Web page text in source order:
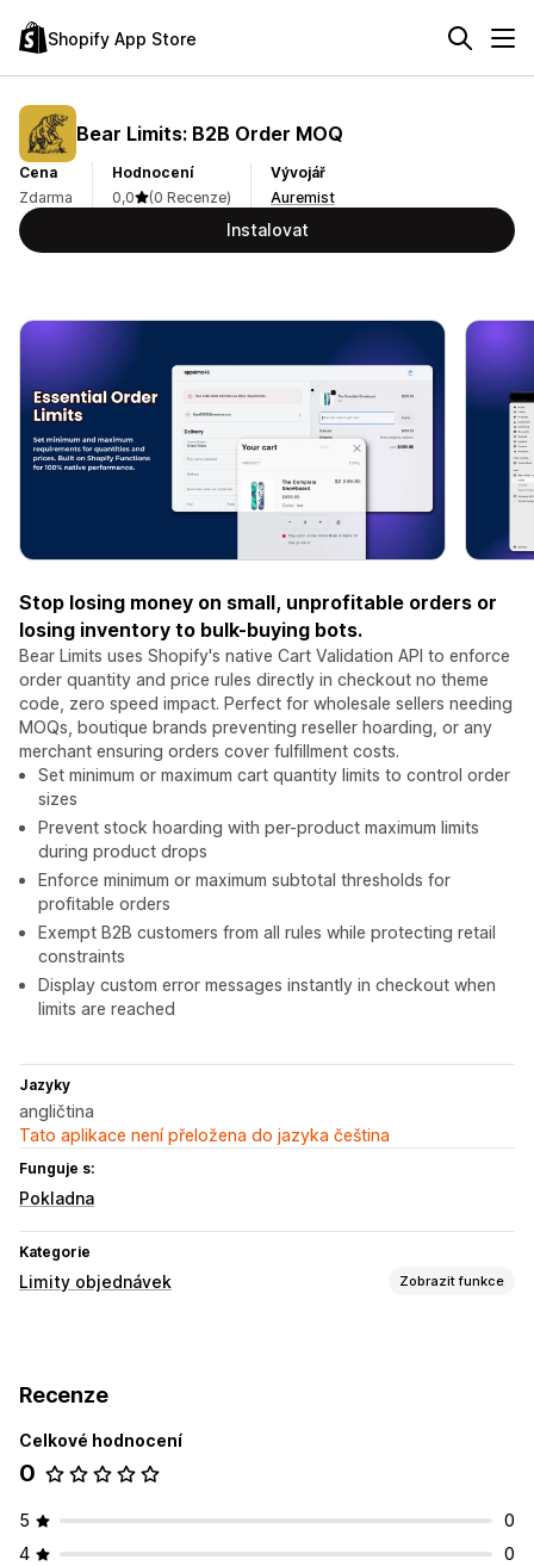
Shopify App Store
Bear Limits: B2B Order MOQ
Cena
Zdarma
Hodnocení
0,0
(0 Recenze)
Vývojář
Auremist
Instalovat
Stop losing money on small, unprofitable orders or
losing inventory to bulk-buying bots.
Bear Limits uses Shopify's native Cart Validation API to enforce
order quantity and price rules directly in checkout no theme
code, zero speed impact. Perfect for wholesale sellers needing
MOQs, boutique brands preventing reseller hoarding, or any
merchant ensuring orders cover fulfillment costs.
Set minimum or maximum cart quantity limits to control order
sizes
Prevent stock hoarding with per-product maximum limits
during product drops
Enforce minimum or maximum subtotal thresholds for
profitable orders
Exempt B2B customers from all rules while protecting retail
constraints
Display custom error messages instantly in checkout when
limits are reached
Jazyky
angličtina
Tato aplikace není přeložena do jazyka čeština
Funguje s:
Pokladna
Kategorie
Limity objednávek Zobrazit funkce
Minimální množství
Recenze
Celkové hodnocení
0
5
0
4
0